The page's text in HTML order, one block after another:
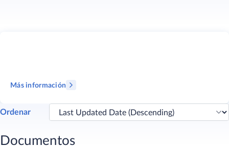
Más información
Ordenar
Documentos